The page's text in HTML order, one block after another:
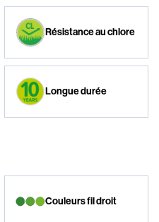
Résistance au chlore
Longue durée
Couleurs fil droit